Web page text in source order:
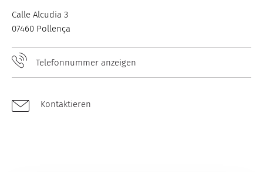
Calle Alcudia 3
07460 Pollença
Telefonnummer anzeigen
Kontaktieren